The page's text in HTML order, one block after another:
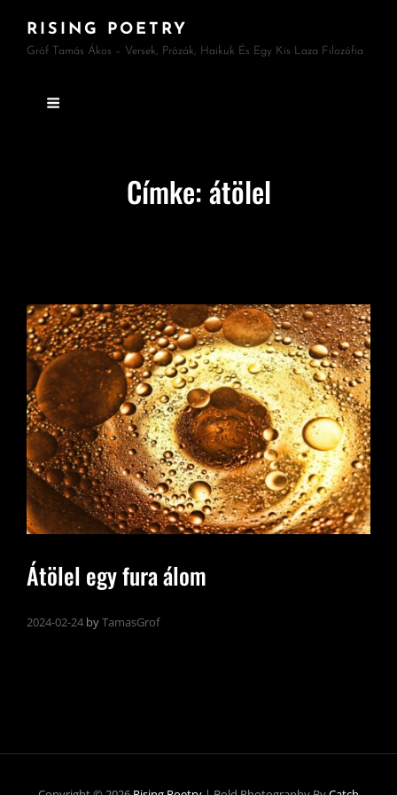
RISING POETRY
Gróf Tamás Ákos – Versek, Prózák, Haikuk És Egy Kis Laza Filozófia
Címke:átölel
Átölel egy fura álom
2024-02-24 byTamasGrof